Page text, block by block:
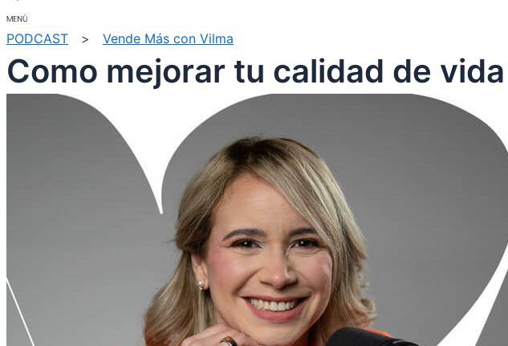
PODCAST > Vende Más con Vilma
Como mejorar tu calidad de vida